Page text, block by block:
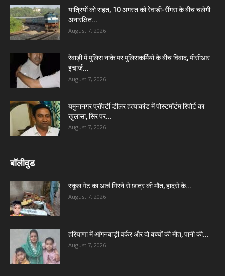
यात्रियों को राहत, 10 अगस्त को रेवाड़ी-रींगस के बीच चलेगी
अनारक्षित...
August 7, 2026
रेवाड़ी में पुलिस नाके पर पुलिसकर्मियों के बीच विवाद, पीसीआर
इंचार्ज...
August 7, 2026
यमुनानगर प्रॉपर्टी डीलर हत्याकांड में पोस्टमॉर्टम रिपोर्ट का
खुलासा, सिर पर...
August 7, 2026
बॉलीवुड
स्कूल गेट का आर्च गिरने से छात्र की मौत, हादसे के...
August 7, 2026
हरियाणा में आंगनबाड़ी वर्कर और दो बच्चों की मौत, पानी की...
August 7, 2026